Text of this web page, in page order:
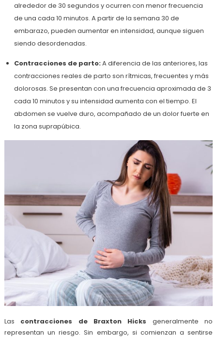
alrededor de 30 segundos y ocurren con menor frecuencia
de una cada 10 minutos. A partir de la semana 30 de
embarazo, pueden aumentar en intensidad, aunque siguen
siendo desordenadas.
Contracciones de parto:A diferencia de las anteriores, las
contracciones reales de parto son rítmicas, frecuentes y más
dolorosas. Se presentan con una frecuencia aproximada de 3
cada 10 minutos y su intensidad aumenta con el tiempo. El
abdomen se vuelve duro, acompañado de un dolor fuerte en
la zona suprapúbica.
Las contracciones de Braxton Hicks generalmente no
representan un riesgo. Sin embargo, si comienzan a sentirse